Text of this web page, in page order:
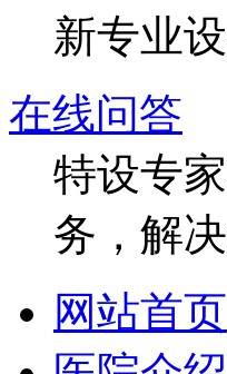
新专业
在线问答
特设专
务，解
网站首页